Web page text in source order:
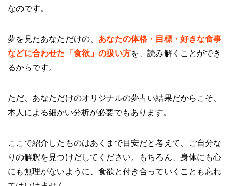
なのです。
夢を見たあなただけの、 あなたの体格・目標・好きな食事
などに合わせた「食欲」の扱い方を、読み解くことができ
るからです。
ただ、あなただけのオリジナルの夢占い結果だからこそ、
本人による細かい分析が必要でもあります。
ここで紹介したものはあくまで目安だと考えて、ご自分な
りの解釈を見つけだしてください。もちろん、身体にも心
にも無理がないように、食欲と付き合っていくことも忘れ